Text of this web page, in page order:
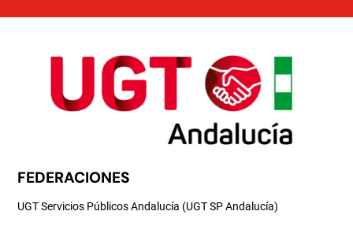
FEDERACIONES
UGT Servicios Públicos Andalucía (UGT SP Andalucía)